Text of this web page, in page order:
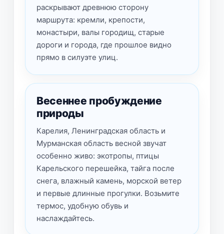
раскрывают древнюю сторону
маршрута: кремли, крепости,
монастыри, валы городищ, старые
дороги и города, где прошлое видно
прямо в силуэте улиц.
Весеннее пробуждение
природы
Карелия, Ленинградская область и
Мурманская область весной звучат
особенно живо: экотропы, птицы
Карельского перешейка, тайга после
снега, влажный камень, морской ветер
и первые длинные прогулки. Возьмите
термос, удобную обувь и
наслаждайтесь.